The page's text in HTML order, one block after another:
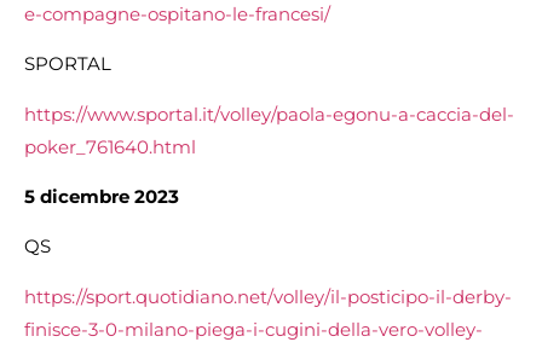
e-compagne-ospitano-le-francesi/
SPORTAL
https://www.sportal.it/volley/paola-egonu-a-caccia-del-
poker_761640.html
5 dicembre 2023
QS
https://sport.quotidiano.net/volley/il-posticipo-il-derby-
finisce-3-0-milano-piega-i-cugini-della-vero-volley-